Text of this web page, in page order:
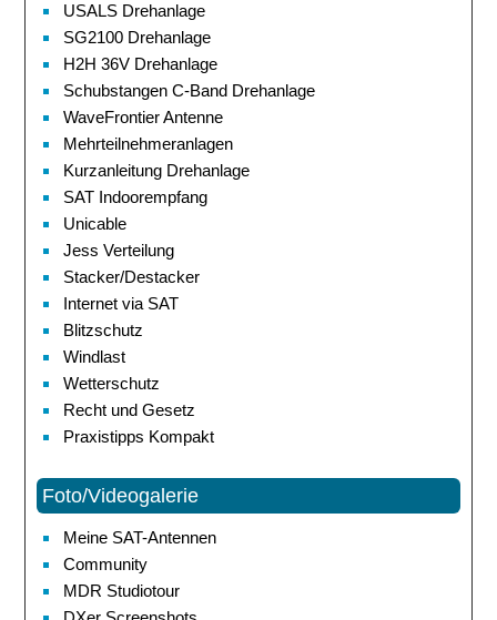
USALS Drehanlage
SG2100 Drehanlage
H2H 36V Drehanlage
Schubstangen C-Band Drehanlage
WaveFrontier Antenne
Mehrteilnehmeranlagen
Kurzanleitung Drehanlage
SAT Indoorempfang
Unicable
Jess Verteilung
Stacker/Destacker
Internet via SAT
Blitzschutz
Windlast
Wetterschutz
Recht und Gesetz
Praxistipps Kompakt
Foto/Videogalerie
Meine SAT-Antennen
Community
MDR Studiotour